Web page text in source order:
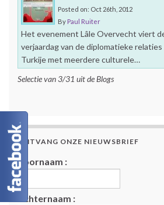
Posted on: Oct 26th, 2012
By Paul Ruiter
Het evenement Lâle Overvecht viert
verjaardag van de diplomatieke
Turkije met meerdere culturele…
Selectie van 3/31 uit de Blogs
ONTVANG ONZE NIEUWSBRIEF
Voornaam :
Achternaam :